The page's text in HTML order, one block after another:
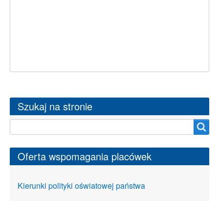
Szukaj na stronie
Oferta wspomagania placówek
Kierunki polityki oświatowej państwa